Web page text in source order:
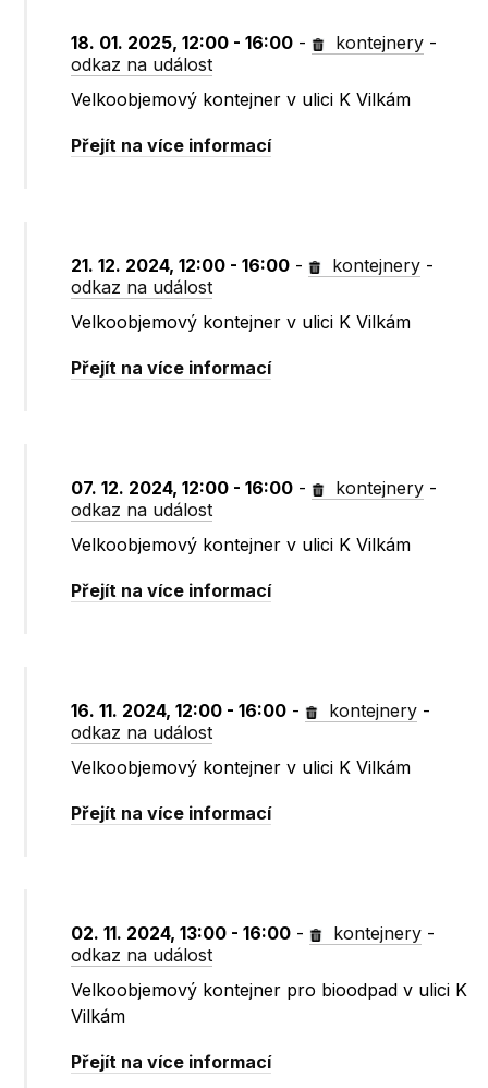
18. 01. 2025, 12:00 - 16:00 - kontejnery -
odkaz na událost
Velkoobjemový kontejner v ulici K Vilkám
Přejít na více informací
21. 12. 2024, 12:00 - 16:00 - kontejnery -
odkaz na událost
Velkoobjemový kontejner v ulici K Vilkám
Přejít na více informací
07. 12. 2024, 12:00 - 16:00 - kontejnery -
odkaz na událost
Velkoobjemový kontejner v ulici K Vilkám
Přejít na více informací
16. 11. 2024, 12:00 - 16:00 - kontejnery -
odkaz na událost
Velkoobjemový kontejner v ulici K Vilkám
Přejít na více informací
02. 11. 2024, 13:00 - 16:00 - kontejnery -
odkaz na událost
Velkoobjemový kontejner pro bioodpad v ulici K
Vilkám
Přejít na více informací